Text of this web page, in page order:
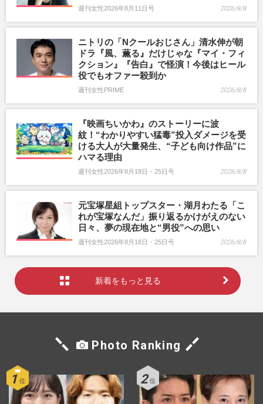
週刊女性2026年8月11日号 2026/8/8
ニトリの「Nクールおじさん」清水伸が朝
ドラ『風、薫る』だけじゃな『マイ・フィ
クション』『告白』で怪演！今後はヒール
役でもオファー殺到か
週刊女性PRIME 2026/8/8
『映画ちいかわ』のストーリーに波
紋！“わかりやすい猛毒”投入ダメージを受
ける大人が大量発生、“子ども向け作品”に
ハマる理由
週刊女性2026年8月18日・25日号 2026/8/8
元宝塚星組トップスター・湖月わたる「こ
れが宝塚なんだ」振り返るかけがえのない
日々、夢の現在地と“男役”への思い
週刊女性2026年8月18日・25日号 2026/8/8
新着をもっと見る
Photo Ranking